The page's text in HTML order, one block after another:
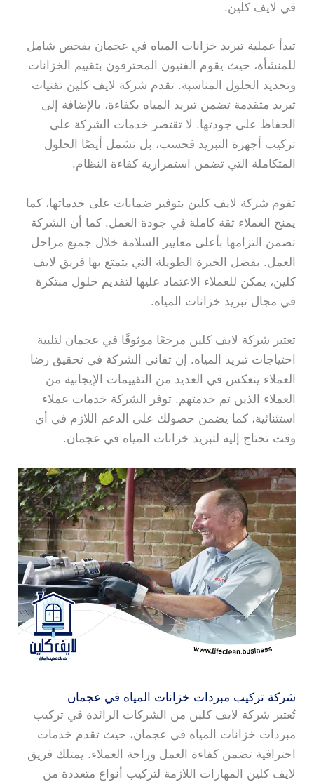
في لايف كلين.
تبدأ عملية تبريد خزانات المياه في عجمان بفحص شامل
للمنشأة، حيث يقوم الفنيون المحترفون بتقييم الخزانات
وتحديد الحلول المناسبة. تقدم شركة لايف كلين تقنيات
تبريد متقدمة تضمن تبريد المياه بكفاءة، بالإضافة إلى
الحفاظ على جودتها. لا تقتصر خدمات الشركة على
تركيب أجهزة التبريد فحسب، بل تشمل أيضًا الحلول
المتكاملة التي تضمن استمرارية كفاءة النظام.
تقوم شركة لايف كلين بتوفير ضمانات على خدماتها، كما
يمنح العملاء ثقة كاملة في جودة العمل. كما أن الشركة
تضمن التزامها بأعلى معايير السلامة خلال جميع مراحل
العمل. بفضل الخبرة الطويلة التي يتمتع بها فريق لايف
كلين، يمكن للعملاء الاعتماد عليها لتقديم حلول مبتكرة
في مجال تبريد خزانات المياه.
تعتبر شركة لايف كلين مرجعًا موثوقًا في عجمان لتلبية
احتياجات تبريد المياه. إن تفاني الشركة في تحقيق رضا
العملاء ينعكس في العديد من التقييمات الإيجابية من
العملاء الذين تم خدمتهم. توفر الشركة خدمات عملاء
استثنائية، كما يضمن حصولك على الدعم اللازم في أي
وقت تحتاج إليه لتبريد خزانات المياه في عجمان.
شركة تركيب مبردات خزانات المياه في عجمان
تُعتبر شركة لايف كلين من الشركات الرائدة في تركيب
مبردات خزانات المياه في عجمان، حيث تقدم خدمات
احترافية تضمن كفاءة العمل وراحة العملاء. يمتلك فريق
لايف كلين المهارات اللازمة لتركيب أنواع متعددة من